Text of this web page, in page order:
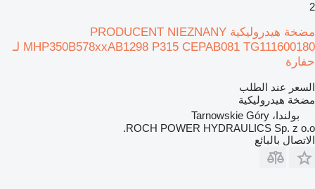
2
مضخة هيدروليكية PRODUCENT NIEZNANY
MHP350B578xxAB1298 P315 CEPAB081 TG111600180 لـ
حفارة
السعر عند الطلب
مضخة هيدروليكية
بولندا، Tarnowskie Góry
ROCH POWER HYDRAULICS Sp. z o.o.
الاتصال بالبائع